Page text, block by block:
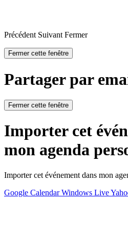
Précédent Suivant Fermer
Fermer cette fenêtre
Partager par
Fermer cette fenêtre
Importer cet
mon agenda
Importer cet événement dans mon
Google CalendarWindows Live